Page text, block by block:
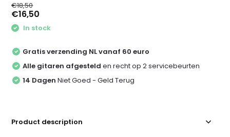
€18,50
€16,50
In stock
Gratis verzending NL vanaf 60 euro
Alle gitaren afgesteld en recht op 2 servicebeurten
14 Dagen Niet Goed - Geld Terug
Product description